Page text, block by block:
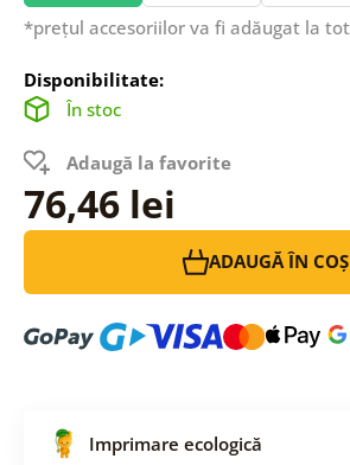
*prețul accesoriilor va fi adăugat la
Disponibilitate:
În stoc
Adaugă la favorite
76,46 lei
ADAUGĂ ÎN COȘ
Imprimare ecologică